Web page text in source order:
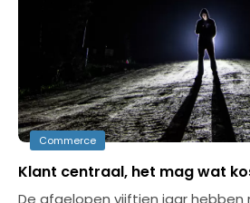
Commerce
Klant centraal, het mag wat
De afgelopen vijftien jaar hebben